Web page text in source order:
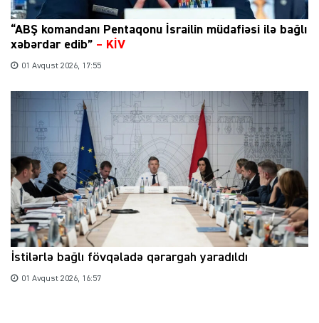
“ABŞ komandanı Pentaqonu İsrailin müdafiəsi ilə bağlı
xəbərdar edib” – KİV
01 Avqust 2026, 17:55
İstilərlə bağlı fövqəladə qərargah yaradıldı
01 Avqust 2026, 16:57